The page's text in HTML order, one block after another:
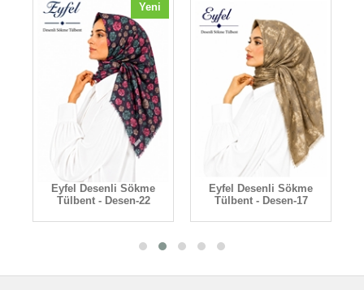
Yeni
Eyfel Desenli Sökme
Tülbent - Desen-22
Eyfel Desenli Sökme
Tülbent - Desen-17